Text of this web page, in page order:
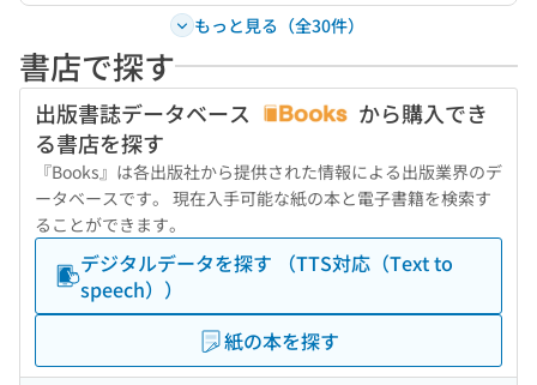
もっと見る（全30件）
書店で探す
出版書誌データベース
から購入でき
る書店を探す
『Books』は各出版社から提供された情報による出版業界のデ
ータベースです。 現在入手可能な紙の本と電子書籍を検索す
ることができます。
デジタルデータを探す （TTS対応（Text to
speech））
紙の本を探す